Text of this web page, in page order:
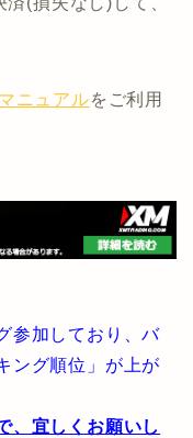
ニュアルをご利用
参加しており、バ
ング順位」が上が
、宜しくお願いし